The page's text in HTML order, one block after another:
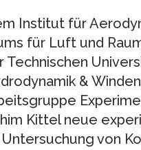
Institut für
für Luft und
Technischen
&
Kittel neue
von